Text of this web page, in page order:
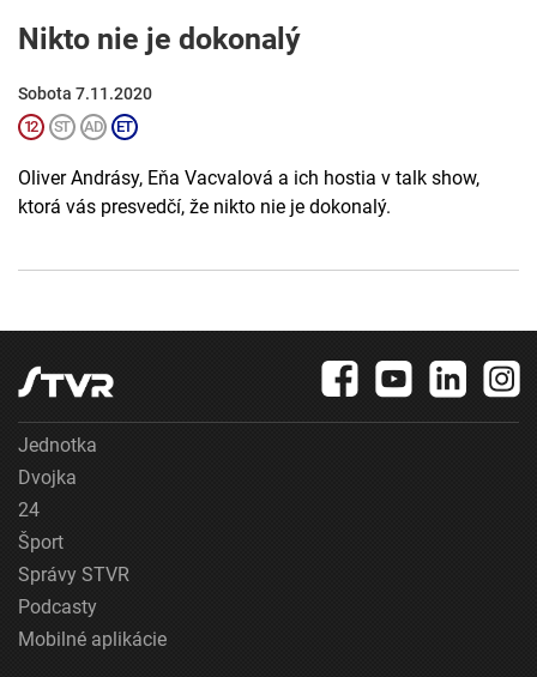
Nikto nie je dokonalý
Sobota 7.11.2020
Oliver Andrásy, Eňa Vacvalová a ich hostia v talk show,
ktorá vás presvedčí, že nikto nie je dokonalý.
Jednotka
Dvojka
24
Šport
Správy STVR
Podcasty
Mobilné aplikácie